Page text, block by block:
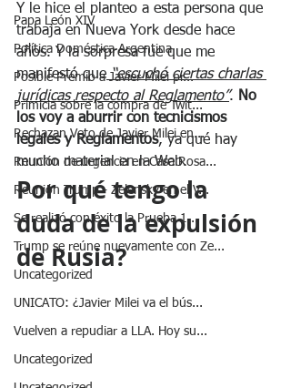
Papa León XIV
Política Doméstica Argentina
Posible Premio a Javier Milei pr...
Primicia sobre la compra de Twit...
Rechazan Veto de Javier Milei en...
Reunión de urgencia en Casa Rosa...
Reunión Trump - Zelensky en el V...
Se realizó con éxito la Prueba 1...
Trump se reúne nuevamente con Ze...
Uncategorized
UNICATO: ¿Javier Milei va el bús...
Vuelven a repudiar a LLA. Hoy su...
Uncategorized
Y le hice el planteo a esta persona que
trabaja en Nueva York desde hace
años. Y la sorpresa fue que me
manifestó que “escuchó ciertas charlas
jurídicas respecto al Reglamento”. No
los voy a aburrir con tecnicismos
legales y Reglamentos, ya qué hay
mucho material en la Web.
Por qué tengo la
duda de la expulsión
de Rusia?